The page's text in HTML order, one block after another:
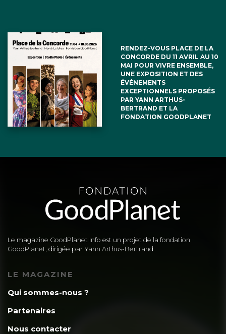
RENDEZ-VOUS PLACE DE LA
CONCORDE DU 11 AVRIL AU 10
MAI POUR VIVRE ENSEMBLE,
UNE EXPOSITION ET DES
ÉVÉNEMENTS
EXCEPTIONNELS PROPOSÉS
PAR YANN ARTHUS-
BERTRAND ET LA
FONDATION GOODPLANET
Le magazine GoodPlanet Info est un projet de la fondation
GoodPlanet, dirigée par Yann Arthus-Bertrand
LE MAGAZINE
Qui sommes-nous ?
Partenaires
Nous contacter